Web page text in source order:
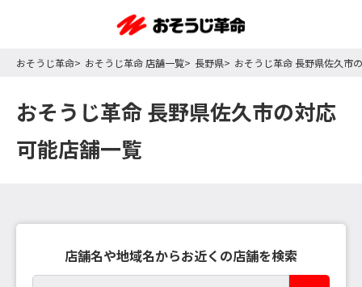
おそうじ革命 おそうじ革命 店舗一覧 長野県 おそうじ革命 長野県佐久市
おそうじ革命 長野県佐久市の対応
可能店舗一覧
店舗名や地域名からお近くの店舗を検索